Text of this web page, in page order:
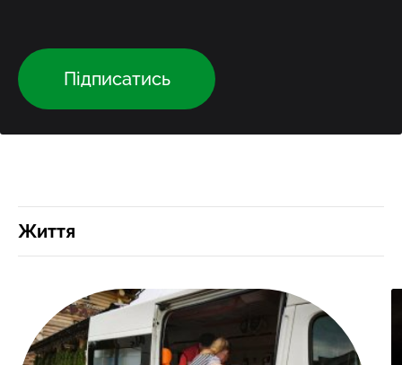
Підписатись
Життя